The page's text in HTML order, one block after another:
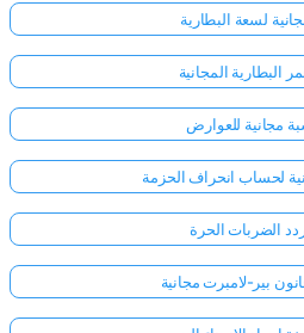
لسعة البطارية
البطارية المجانية
مجانية للعوارض
لحساب انحراف الحزمة
الضربات الحرة
بير-لامبرت مجانية